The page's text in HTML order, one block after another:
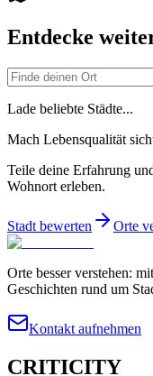
Entdecke
Lade beliebte Städte...
Mach Lebensqualität
Teile deine Erfahrung
Wohnort erleben.
Stadt bewerten Orte
Orte besser verstehen:
Geschichten rund um
Kontakt aufnehmen
CRITICITY